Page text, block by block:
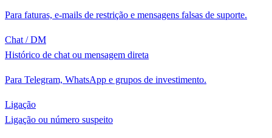
Para faturas, e-mails de restrição e mensagens falsas de suporte.
Chat / DM
Histórico de chat ou mensagem direta
Para Telegram, WhatsApp e grupos de investimento.
Ligação
Ligação ou número suspeito